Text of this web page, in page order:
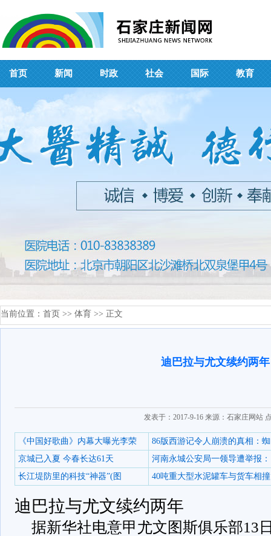
首页 新闻 时政 社会 国际 教育
当前位置： 首页 >> 体育 >> 正文
迪巴拉与尤文续约两年
发表于：2017-9-16 来源：石家庄网站
《中国好歌曲》内幕大曝光李荣
86版西游记令人崩溃的真相：蜘
京城已入夏 今春长达61天
河南永城公安局一领导遭举报：
长江堤防里的科技“神器”(图
40吨重大型水泥罐车与货车相撞
迪巴拉与尤文续约两年
据新华社电意甲尤文图斯俱乐部13